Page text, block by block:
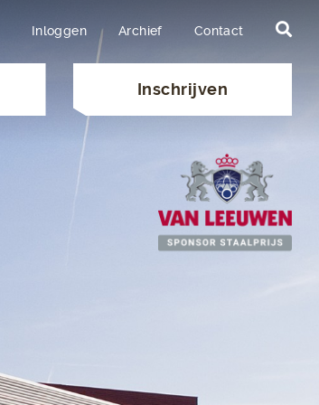
Inschrijven
Inloggen Archief Contact